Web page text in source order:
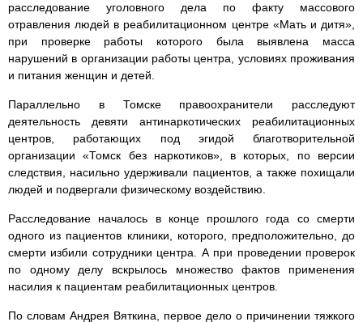
расследование уголовного дела по факту массового
отравления людей в реабилитационном центре «Мать и дитя»,
при проверке работы которого была выявлена масса
нарушений в организации работы центра, условиях проживания
и питания женщин и детей.
Параллельно в Томске правоохранители расследуют
деятельность девяти антинаркотических реабилитационных
центров, работающих под эгидой благотворительной
организации «Томск без наркотиков», в которых, по версии
следствия, насильно удерживали пациентов, а также похищали
людей и подвергали физическому воздействию.
Расследование началось в конце прошлого года со смерти
одного из пациентов клиники, которого, предположительно, до
смерти избили сотрудники центра. А при проведении проверок
по одному делу вскрылось множество фактов применения
насилия к пациентам реабилитационных центров.
По словам Андрея Вяткина, первое дело о причинении тяжкого